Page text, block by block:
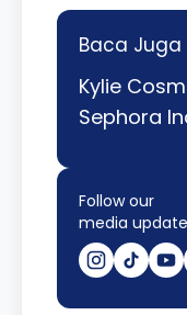
Baca Juga
Kylie
Sephora
Follow our
media